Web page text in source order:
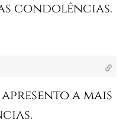
condolências.
a mais